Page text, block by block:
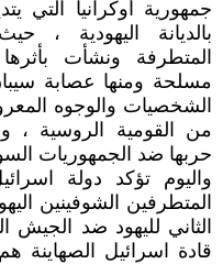
بالديانة اليهودية ،
المتطرفة ونشأت
مسلحة ومنها عصابة
الشخصيات والوجوه
من القومية الروسية ،
حربها ضد الجمهوريات
واليوم تؤكد دولة
المتطرفين الشوفينين
الثاني لليهود ضد الجيش
قادة اسرائيل الصهاينة